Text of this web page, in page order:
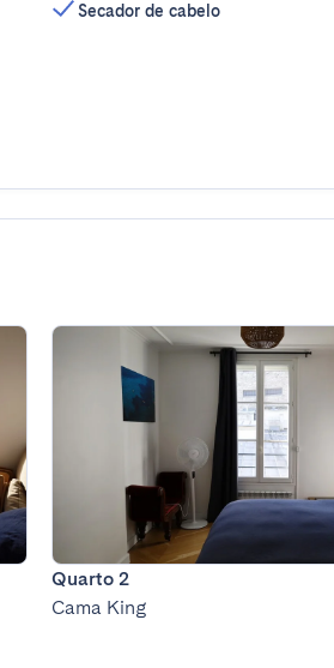
Secador de cabelo
Quarto 2
Cama King